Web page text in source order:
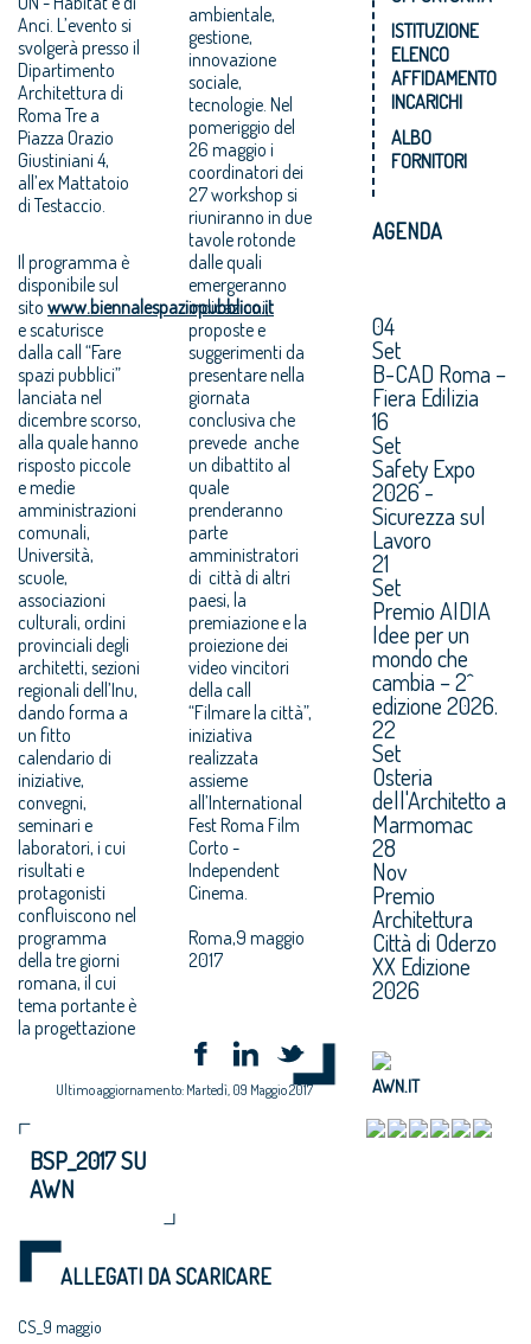
Anci. L’evento si
svolgerà presso il
Dipartimento
Architettura di
Roma Tre a
Piazza Orazio
Giustiniani 4,
all’ex Mattatoio
di Testaccio.
Il programma è
disponibile sul
sito www.biennalespaziopubblico.it
e scaturisce
dalla call “Fare
spazi pubblici”
lanciata nel
dicembre scorso,
alla quale hanno
risposto piccole
e medie
amministrazioni
comunali,
Università,
scuole,
associazioni
culturali, ordini
provinciali degli
architetti, sezioni
regionali dell’Inu,
dando forma a
un fitto
calendario di
iniziative,
convegni,
seminari e
laboratori, i cui
risultati e
protagonisti
confluiscono nel
programma
della tre giorni
romana, il cui
tema portante è
la progettazione
ambientale,
gestione,
innovazione
sociale,
tecnologie. Nel
pomeriggio del
26 maggio i
coordinatori dei
27 workshop si
riuniranno in due
tavole rotonde
dalle quali
emergeranno
indicazioni,
proposte e
suggerimenti da
presentare nella
giornata
conclusiva che
prevede anche
un dibattito al
quale
prenderanno
parte
amministratori
di città di altri
paesi, la
premiazione e la
proiezione dei
video vincitori
della call
“Filmare la città”,
iniziativa
realizzata
assieme
all’International
Fest Roma Film
Corto -
Independent
Cinema.
Roma,9 maggio
2017
Ultimo aggiornamento: Martedì, 09 Maggio 2017
BSP_2017 SU
AWN
ALLEGATI DA SCARICARE
CS_9 maggio
ISTITUZIONE
ELENCO
AFFIDAMENTO
INCARICHI
ALBO
FORNITORI
AGENDA
04
Set
B-CAD Roma –
Fiera Edilizia
16
Set
Safety Expo
2026 -
Sicurezza sul
Lavoro
21
Set
Premio AIDIA
Idee per un
mondo che
cambia – 2^
edizione 2026.
22
Set
Osteria
dell'Architetto a
Marmomac
28
Nov
Premio
Architettura
Città di Oderzo
XX Edizione
2026
AWN.IT